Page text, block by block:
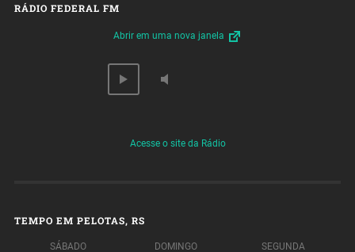
RÁDIO FEDERAL FM
Abrir em uma nova janela
Acesse o site da Rádio
TEMPO EM PELOTAS, RS
SÁBADO DOMINGO SEGUNDA